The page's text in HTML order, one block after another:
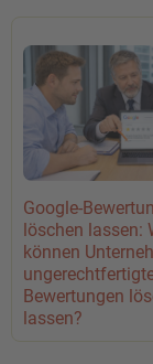
Google-
löschen lassen:
können
Bewertungen
lassen?